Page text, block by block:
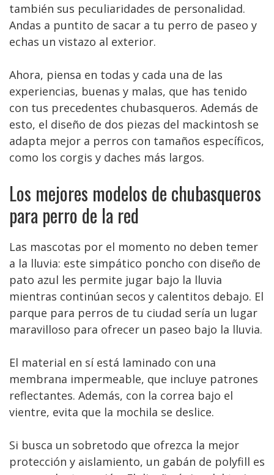
también sus peculiaridades de personalidad.
Andas a puntito de sacar a tu perro de paseo y
echas un vistazo al exterior.
Ahora, piensa en todas y cada una de las
experiencias, buenas y malas, que has tenido
con tus precedentes chubasqueros. Además de
esto, el diseño de dos piezas del mackintosh se
adapta mejor a perros con tamaños específicos,
como los corgis y daches más largos.
Los mejores modelos de chubasqueros
para perro de la red
Las mascotas por el momento no deben temer
a la lluvia: este simpático poncho con diseño de
pato azul les permite jugar bajo la lluvia
mientras continúan secos y calentitos debajo. El
parque para perros de tu ciudad sería un lugar
maravilloso para ofrecer un paseo bajo la lluvia.
El material en sí está laminado con una
membrana impermeable, que incluye patrones
reflectantes. Además, con la correa bajo el
vientre, evita que la mochila se deslice.
Si busca un sobretodo que ofrezca la mejor
protección y aislamiento, un gabán de polyfill es